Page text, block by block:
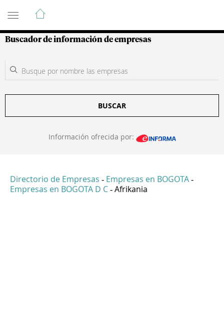
Guía de Empresas Colombianas
Buscador de información de empresas
BUSCAR
Información ofrecida por:
Directorio de Empresas - Empresas en BOGOTA -
Empresas en BOGOTA D C - Afrikania